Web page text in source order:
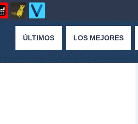
ÚLTIMOS LOS MEJORES